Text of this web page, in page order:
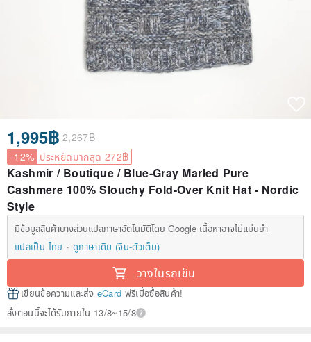
1,995฿ 2,267฿
-12% ประหยัดมากสุด 272฿
Kashmir / Boutique / Blue-Gray Marled Pure
Cashmere 100% Slouchy Fold-Over Knit Hat - Nordic
Style
มีข้อมูลสินค้าบางส่วนแปลภาษาอัตโนมัติโดย Google เนื้อหาอาจไม่แม่นยำ
แปลเป็น ไทย
ดูภาษาเดิม (จีน-ตัวเต็ม)
วางในรถเข็น
เขียนข้อความและส่ง eCard ฟรีเมื่อซื้อสินค้า!
สั่งตอนนี้จะได้รับภายใน 13/8~15/8